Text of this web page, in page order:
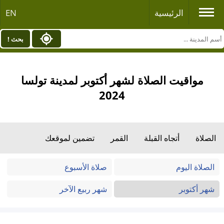
الرئيسية EN
بحث !
مواقيت الصلاة لشهر أكتوبر لمدينة تولسا
2024
الصلاة أتجاه القبلة القمر تضمين لموقعك
الصلاة اليوم
صلاة الأسبوع
شهر أكتوبر
شهر ربيع الآخر